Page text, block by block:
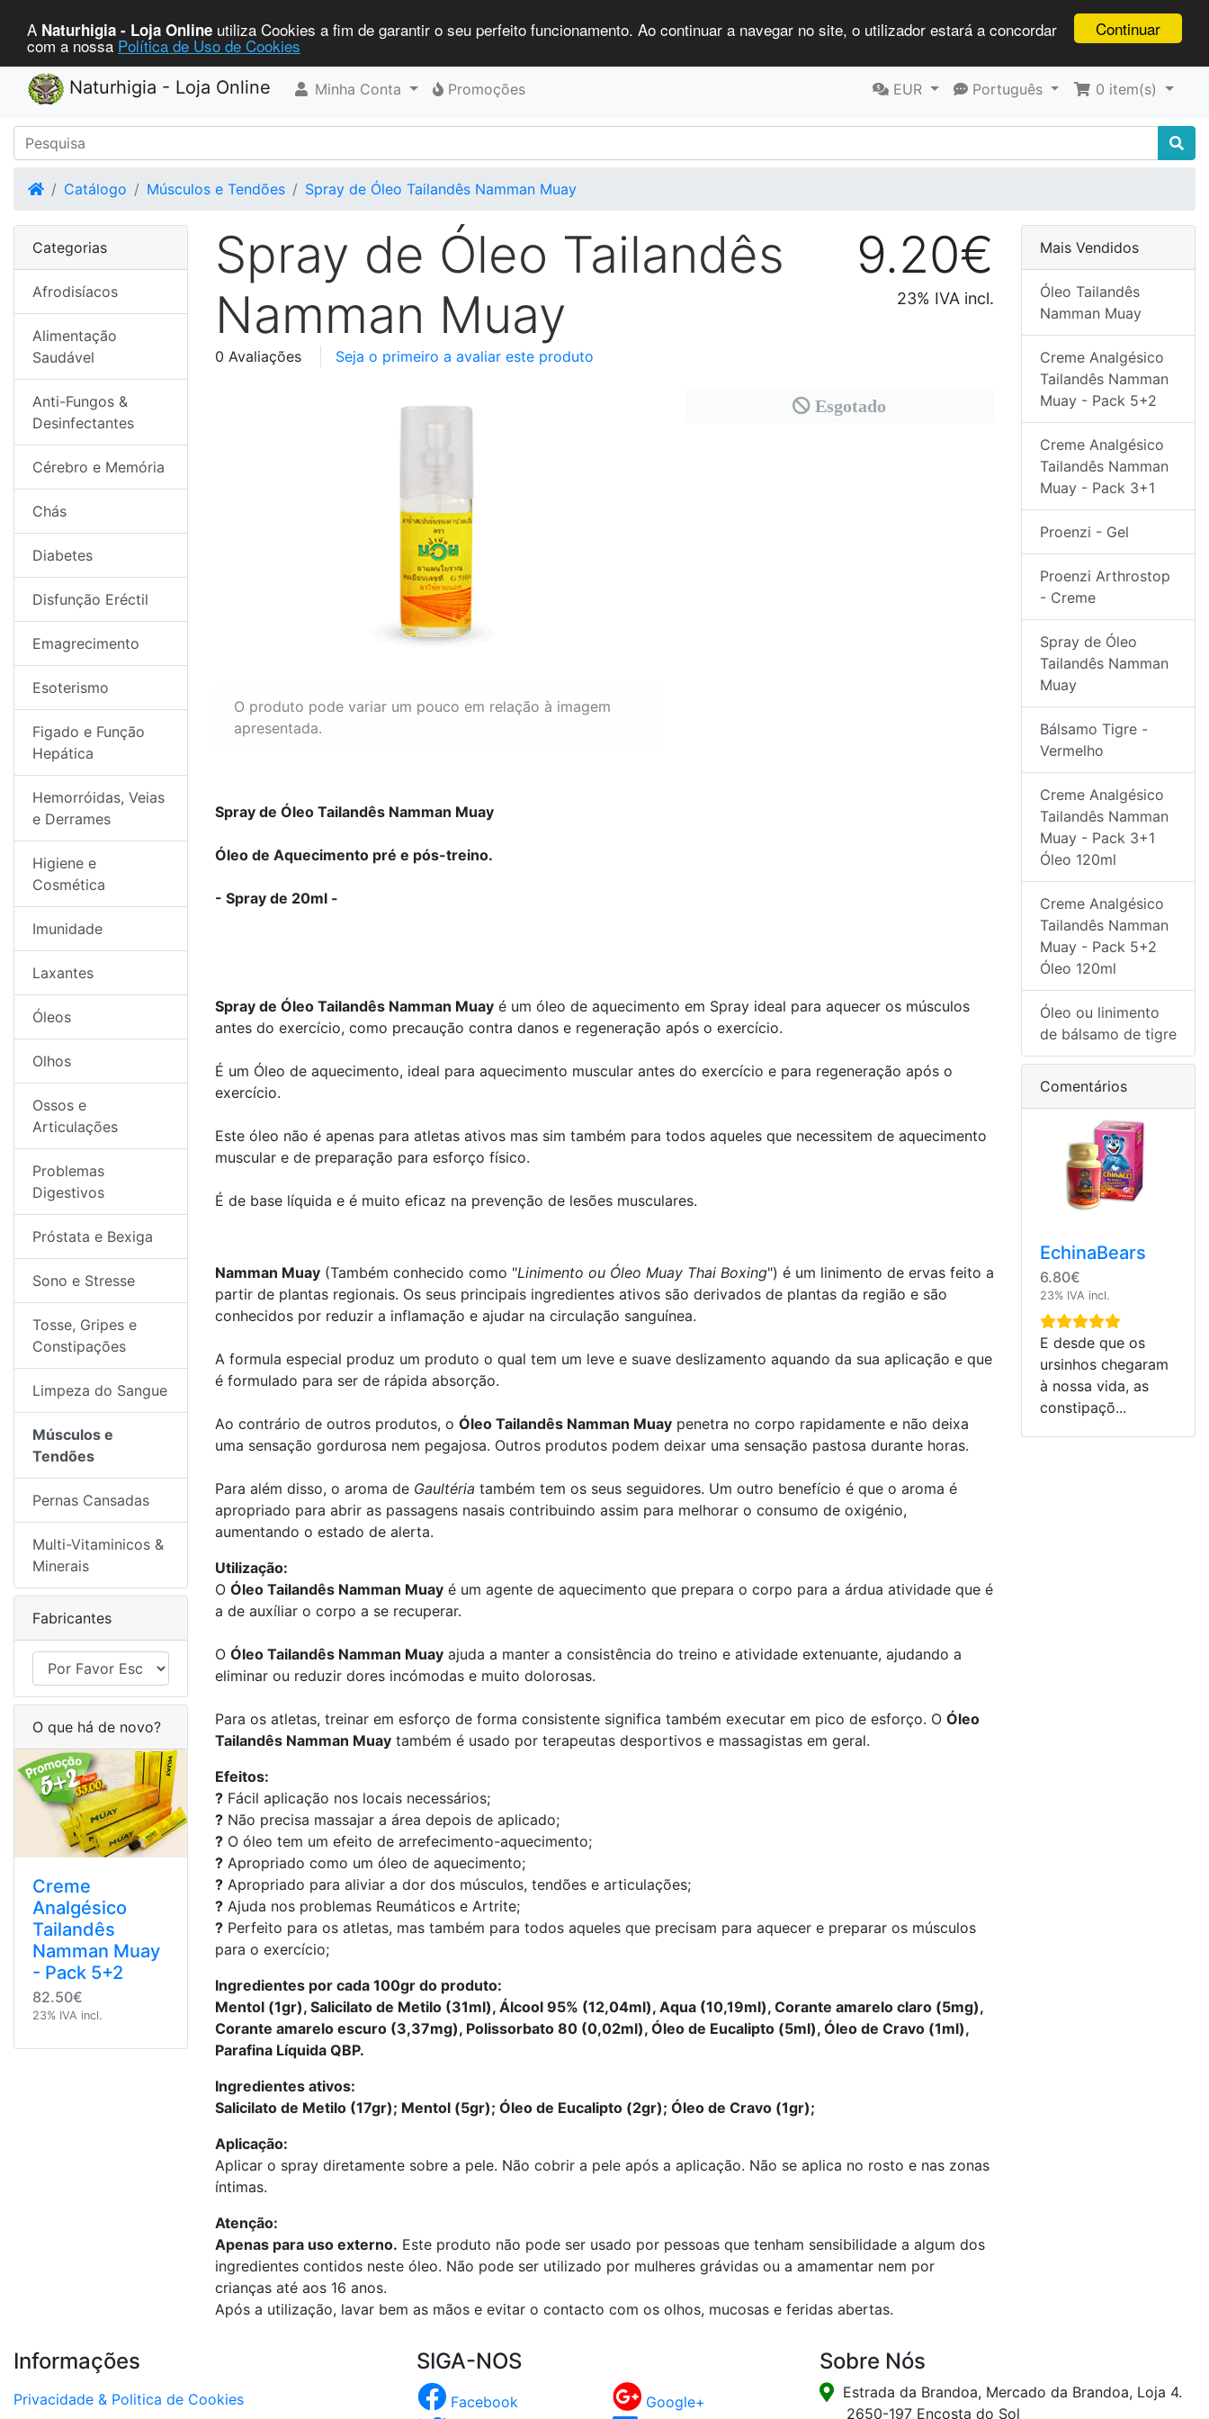
Continuar
A Naturhigia - Loja Online utiliza Cookies a fim de garantir o seu perfeito funcionamento. Ao continuar a navegar no site, o utilizador estará a concordar
com a nossa Política de Uso de Cookies
Naturhigia - Loja Online Minha Conta Promoções EUR Português 0 item(s)
HomeCatálogo Músculos e Tendões Spray de Óleo Tailandês Namman Muay
Spray de Óleo Tailandês
Namman Muay
9.20€
23% IVA incl.
0 Avaliações Seja o primeiro a avaliar este produto
O produto pode variar um pouco em relação à imagem
apresentada.
Esgotado
Spray de Óleo Tailandês Namman Muay
Óleo de Aquecimento pré e pós-treino.
- Spray de 20ml -
Spray de Óleo Tailandês Namman Muay é um óleo de aquecimento em Spray ideal para aquecer os músculos
antes do exercício, como precaução contra danos e regeneração após o exercício.
É um Óleo de aquecimento, ideal para aquecimento muscular antes do exercício e para regeneração após o
exercício.
Este óleo não é apenas para atletas ativos mas sim também para todos aqueles que necessitem de aquecimento
muscular e de preparação para esforço físico.
É de base líquida e é muito eficaz na prevenção de lesões musculares.
Namman Muay (Também conhecido como "Linimento ou Óleo Muay Thai Boxing") é um linimento de ervas feito a
partir de plantas regionais. Os seus principais ingredientes ativos são derivados de plantas da região e são
conhecidos por reduzir a inflamação e ajudar na circulação sanguínea.
A formula especial produz um produto o qual tem um leve e suave deslizamento aquando da sua aplicação e que
é formulado para ser de rápida absorção.
Ao contrário de outros produtos, o Óleo Tailandês Namman Muay penetra no corpo rapidamente e não deixa
uma sensação gordurosa nem pegajosa. Outros produtos podem deixar uma sensação pastosa durante horas.
Para além disso, o aroma de Gaultéria também tem os seus seguidores. Um outro benefício é que o aroma é
apropriado para abrir as passagens nasais contribuindo assim para melhorar o consumo de oxigénio,
aumentando o estado de alerta.
Utilização:
O Óleo Tailandês Namman Muay é um agente de aquecimento que prepara o corpo para a árdua atividade que é
a de auxíliar o corpo a se recuperar.
O Óleo Tailandês Namman Muay ajuda a manter a consistência do treino e atividade extenuante, ajudando a
eliminar ou reduzir dores incómodas e muito dolorosas.
Para os atletas, treinar em esforço de forma consistente significa também executar em pico de esforço. O Óleo
Tailandês Namman Muay também é usado por terapeutas desportivos e massagistas em geral.
Efeitos:
? Fácil aplicação nos locais necessários;
? Não precisa massajar a área depois de aplicado;
? O óleo tem um efeito de arrefecimento-aquecimento;
? Apropriado como um óleo de aquecimento;
? Apropriado para aliviar a dor dos músculos, tendões e articulações;
? Ajuda nos problemas Reumáticos e Artrite;
? Perfeito para os atletas, mas também para todos aqueles que precisam para aquecer e preparar os músculos
para o exercício;
Ingredientes por cada 100gr do produto:
Mentol (1gr), Salicilato de Metilo (31ml), Álcool 95% (12,04ml), Aqua (10,19ml), Corante amarelo claro (5mg),
Corante amarelo escuro (3,37mg), Polissorbato 80 (0,02ml), Óleo de Eucalipto (5ml), Óleo de Cravo (1ml),
Parafina Líquida QBP.
Ingredientes ativos:
Salicilato de Metilo (17gr); Mentol (5gr); Óleo de Eucalipto (2gr); Óleo de Cravo (1gr);
Aplicação:
Aplicar o spray diretamente sobre a pele. Não cobrir a pele após a aplicação. Não se aplica no rosto e nas zonas
íntimas.
Atenção:
Apenas para uso externo. Este produto não pode ser usado por pessoas que tenham sensibilidade a algum dos
ingredientes contidos neste óleo. Não pode ser utilizado por mulheres grávidas ou a amamentar nem por
crianças até aos 16 anos.
Após a utilização, lavar bem as mãos e evitar o contacto com os olhos, mucosas e feridas abertas.
Categorias
Afrodisíacos
Alimentação
Saudável
Anti-Fungos &
Desinfectantes
Cérebro e Memória
Chás
Diabetes
Disfunção Eréctil
Emagrecimento
Esoterismo
Figado e Função
Hepática
Hemorróidas, Veias
e Derrames
Higiene e
Cosmética
Imunidade
Laxantes
Óleos
Olhos
Ossos e
Articulações
Problemas
Digestivos
Próstata e Bexiga
Sono e Stresse
Tosse, Gripes e
Constipações
Limpeza do Sangue
Músculos e
Tendões
Pernas Cansadas
Multi-Vitaminicos &
Minerais
Fabricantes
O que há de novo?
Creme
Analgésico
Tailandês
Namman Muay
- Pack 5+2
82.50€
23% IVA incl.
Mais Vendidos
Óleo Tailandês
Namman Muay
Creme Analgésico
Tailandês Namman
Muay - Pack 5+2
Creme Analgésico
Tailandês Namman
Muay - Pack 3+1
Proenzi - Gel
Proenzi Arthrostop
- Creme
Spray de Óleo
Tailandês Namman
Muay
Bálsamo Tigre -
Vermelho
Creme Analgésico
Tailandês Namman
Muay - Pack 3+1
Óleo 120ml
Creme Analgésico
Tailandês Namman
Muay - Pack 5+2
Óleo 120ml
Óleo ou linimento
de bálsamo de tigre
Comentários
EchinaBears
6.80€
23% IVA incl.
E desde que os
ursinhos chegaram
à nossa vida, as
constipaçõ...
Informações
Privacidade & Politica de Cookies
SIGA-NOS
Facebook Google+
Sobre Nós
Estrada da Brandoa, Mercado da Brandoa, Loja 4.
2650-197 Encosta do Sol